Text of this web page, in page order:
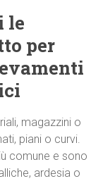
le
per
magazzini o
piani o curvi.
comune e sono
ardesia o